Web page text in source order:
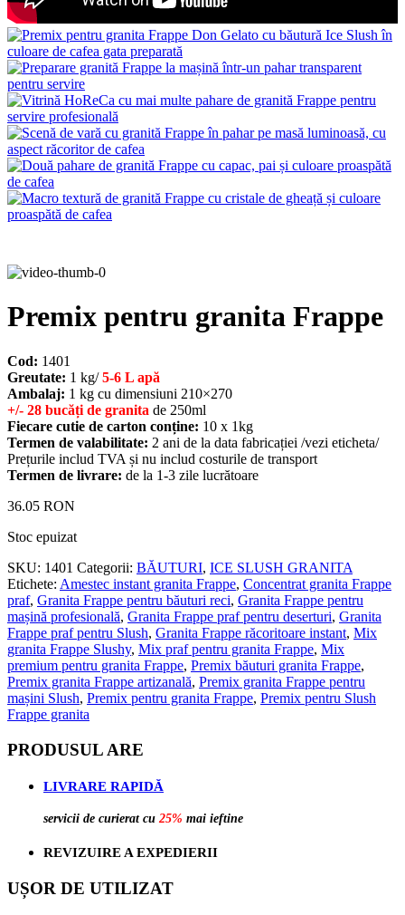
Premix pentru granita Frappe
Cod: 1401
Greutate: 1 kg/5-6 L apă
Ambalaj: 1 kg cu dimensiuni 210×270
+/- 28 bucăți de granita de 250ml
Fiecare cutie de carton conține: 10 x 1kg
Termen de valabilitate: 2 ani de la data fabricației /vezi eticheta/
Prețurile includ TVA și nu includ costurile de transport
Termen de livrare: de la 1-3 zile lucrătoare
36.05 RON
Stoc epuizat
SKU: 1401 Categorii: BĂUTURI, ICE SLUSH GRANITA
Etichete: Amestec instant granita Frappe, Concentrat granita Frappe
praf, Granita Frappe pentru băuturi reci, Granita Frappe pentru
mașină profesională, Granita Frappe praf pentru deserturi, Granita
Frappe praf pentru Slush, Granita Frappe răcoritoare instant, Mix
granita Frappe Slushy, Mix praf pentru granita Frappe, Mix
premium pentru granita Frappe, Premix băuturi granita Frappe,
Premix granita Frappe artizanală, Premix granita Frappe pentru
mașini Slush, Premix pentru granita Frappe, Premix pentru Slush
Frappe granita
PRODUSUL ARE
LIVRARE RAPIDĂ
servicii de curierat cu 25% mai ieftine
REVIZUIRE A EXPEDIERII
UȘOR DE UTILIZAT